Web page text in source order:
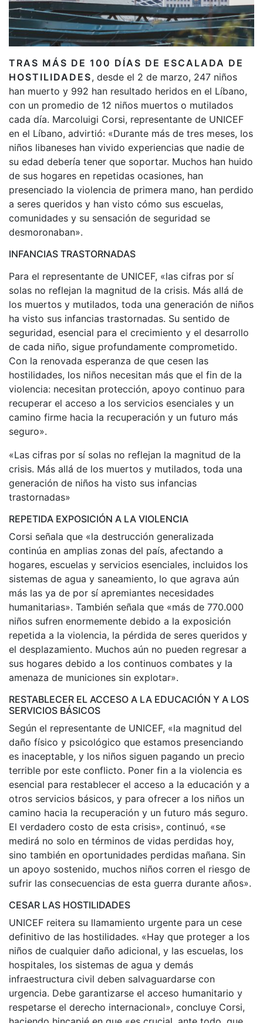
TRAS MÁS DE 100 DÍAS DE ESCALADA DE
HOSTILIDADES, desde el 2 de marzo, 247 niños
han muerto y 992 han resultado heridos en el Líbano,
con un promedio de 12 niños muertos o mutilados
cada día. Marcoluigi Corsi, representante de UNICEF
en el Líbano, advirtió: «Durante más de tres meses, los
niños libaneses han vivido experiencias que nadie de
su edad debería tener que soportar. Muchos han huido
de sus hogares en repetidas ocasiones, han
presenciado la violencia de primera mano, han perdido
a seres queridos y han visto cómo sus escuelas,
comunidades y su sensación de seguridad se
desmoronaban».
INFANCIAS TRASTORNADAS
Para el representante de UNICEF, «las cifras por sí
solas no reflejan la magnitud de la crisis. Más allá de
los muertos y mutilados, toda una generación de niños
ha visto sus infancias trastornadas. Su sentido de
seguridad, esencial para el crecimiento y el desarrollo
de cada niño, sigue profundamente comprometido.
Con la renovada esperanza de que cesen las
hostilidades, los niños necesitan más que el fin de la
violencia: necesitan protección, apoyo continuo para
recuperar el acceso a los servicios esenciales y un
camino firme hacia la recuperación y un futuro más
seguro».
«Las cifras por sí solas no reflejan la magnitud de la
crisis. Más allá de los muertos y mutilados, toda una
generación de niños ha visto sus infancias
trastornadas»
REPETIDA EXPOSICIÓN A LA VIOLENCIA
Corsi señala que «la destrucción generalizada
continúa en amplias zonas del país, afectando a
hogares, escuelas y servicios esenciales, incluidos los
sistemas de agua y saneamiento, lo que agrava aún
más las ya de por sí apremiantes necesidades
humanitarias». También señala que «más de 770.000
niños sufren enormemente debido a la exposición
repetida a la violencia, la pérdida de seres queridos y
el desplazamiento. Muchos aún no pueden regresar a
sus hogares debido a los continuos combates y la
amenaza de municiones sin explotar».
RESTABLECER EL ACCESO A LA EDUCACIÓN Y A LOS
SERVICIOS BÁSICOS
Según el representante de UNICEF, «la magnitud del
daño físico y psicológico que estamos presenciando
es inaceptable, y los niños siguen pagando un precio
terrible por este conflicto. Poner fin a la violencia es
esencial para restablecer el acceso a la educación y a
otros servicios básicos, y para ofrecer a los niños un
camino hacia la recuperación y un futuro más seguro.
El verdadero costo de esta crisis», continuó, «se
medirá no solo en términos de vidas perdidas hoy,
sino también en oportunidades perdidas mañana. Sin
un apoyo sostenido, muchos niños corren el riesgo de
sufrir las consecuencias de esta guerra durante años».
CESAR LAS HOSTILIDADES
UNICEF reitera su llamamiento urgente para un cese
definitivo de las hostilidades. «Hay que proteger a los
niños de cualquier daño adicional, y las escuelas, los
hospitales, los sistemas de agua y demás
infraestructura civil deben salvaguardarse con
urgencia. Debe garantizarse el acceso humanitario y
respetarse el derecho internacional», concluye Corsi,